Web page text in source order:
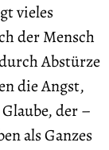
vieles
der Mensch
Abstürze
die Angst,
der –
als Ganzes